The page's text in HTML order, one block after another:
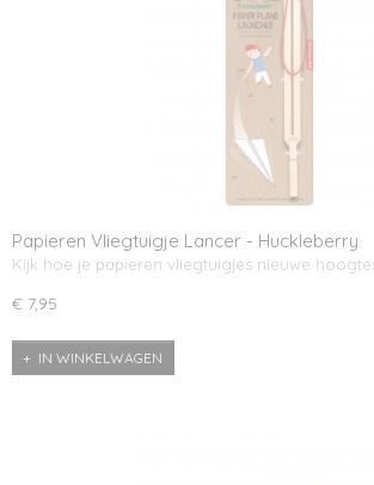
Papieren Vliegtuigje Lancer - Huckleberry
Kijk hoe je papieren vliegtuigjes nieuwe
€ 7,95
IN WINKELWAGEN